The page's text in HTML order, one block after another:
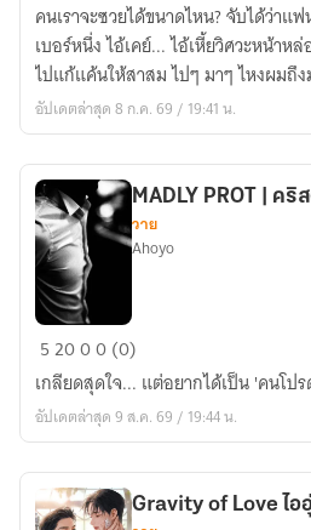
กู
ว่าที่
รัก...ไอ้
เหี้ย
(Mpreg)
18+
คนเราจะซวยได้ขนาดไหน? จับได้ว่า
เบอร์หนึ่ง ไอ้เคย์... ไอ้เหี้ยวิศวะหน้าห
ไปแก้แค้นให้สาสม ไปๆ มาๆ ไหงผมถึ
อัปเดตล่าสุด 8 ก.ค. 69 / 19:41 น.
MADLY
PROT
|
คริสตัล
โปรด
MADLY PROT | คริ
วาย
Ahoyo
52000 (0)
เกลียดสุดใจ... แต่อยากได้เป็น 'คนโป
อัปเดตล่าสุด 9 ส.ค. 69 / 19:44 น.
Gravity of Love ไอ